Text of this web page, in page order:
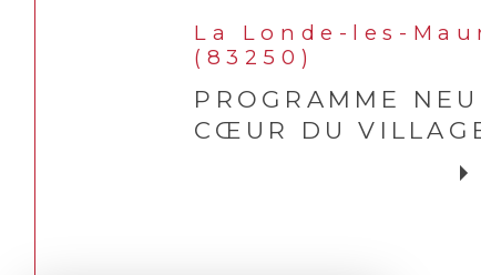
La Londe-les-
(83250)
PROGRAMME
CŒUR DU